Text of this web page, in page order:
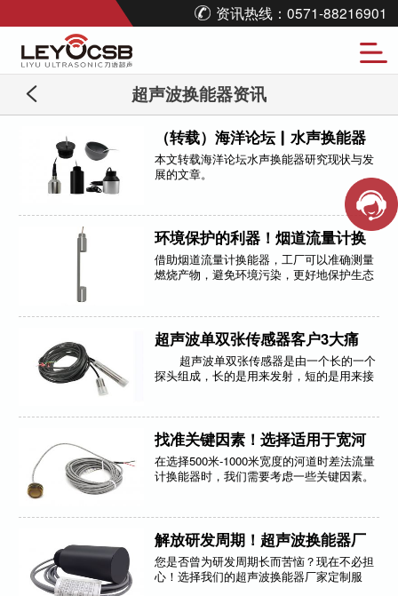
资讯热线：0571-88216901
超声波换能器资讯
（转载）海洋论坛▏水声换能器
研究现状与发展-[力语超声]
本文转载海洋论坛水声换能器​研究现状与发
展的文章。
环境保护的利器！烟道流量计换
能器大揭秘！-[力语超声]
借助烟道流量计换能器，工厂可以准确测量
燃烧产物，避免环境污染，更好地保护生态
超声波单双张传感器客户3大痛
点-[力语超声]
超声波单双张传感器是由一个长的一个
探头组成，长的是用来发射，短的是用来接
要原因是：第一可能是电源部分出现的干
扰，当现场有变频器或者有电动机这种情
况；第二是空气中带来的干扰，比如在硅片
的生产线上面。
找准关键因素！选择适用于宽河
道的时差法流量计换能器！-[力语
超声]
在选择500米-1000米宽度的河道时差法流量
计换能器时，我们需要考虑一些关键因素。
呢？首先，时差法流量计换能器具有高精度
的测量能力，可以满足精细化、准确性的要
求。其次，时差法流量计换能器具有频率
低、发射角度大的特点，可以适应不同宽度
河道的测量需求。最后，时差法流量计换能
解放研发周期！超声波换能器厂
家定制，加速您的产品进程-[力语
超声]
您是否曾为研发周期长而苦恼？现在不必担
心！选择我们的超声波换能器厂家定制服